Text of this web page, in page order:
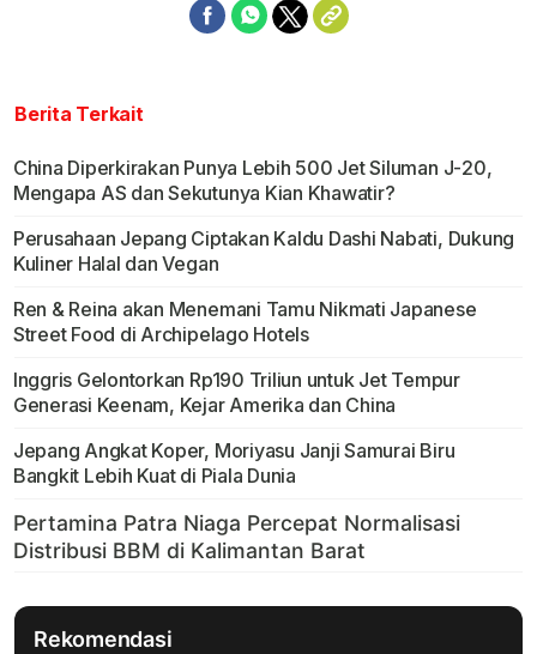
Berita Terkait
China Diperkirakan Punya Lebih 500 Jet Siluman J-20,
Mengapa AS dan Sekutunya Kian Khawatir?
Perusahaan Jepang Ciptakan Kaldu Dashi Nabati, Dukung
Kuliner Halal dan Vegan
Ren & Reina akan Menemani Tamu Nikmati Japanese
Street Food di Archipelago Hotels
Inggris Gelontorkan Rp190 Triliun untuk Jet Tempur
Generasi Keenam, Kejar Amerika dan China
Jepang Angkat Koper, Moriyasu Janji Samurai Biru
Bangkit Lebih Kuat di Piala Dunia
Rekomendasi